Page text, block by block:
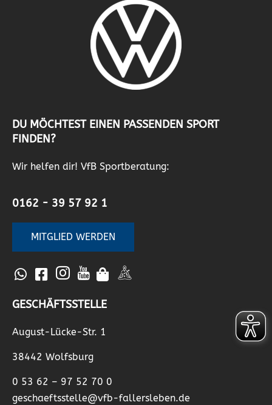
DU MÖCHTEST EINEN PASSENDEN SPORT
FINDEN?
Wir helfen dir! VfB Sportberatung:
0162 - 39 57 92 1
MITGLIED WERDEN
GESCHÄFTSSTELLE
August-Lücke-Str. 1
38442 Wolfsburg
0 53 62 – 97 52 70 0
geschaeftsstelle@vfb-fallersleben.de